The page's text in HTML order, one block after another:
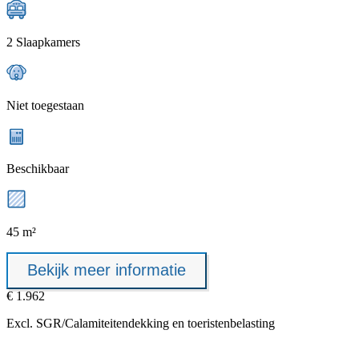
2 Slaapkamers
Niet toegestaan
Beschikbaar
45 m²
Bekijk meer informatie
€ 1.962
Excl. SGR/Calamiteitendekking en toeristenbelasting